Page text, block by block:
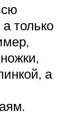
только
а